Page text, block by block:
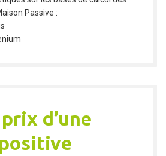
Passive :
prix d’une